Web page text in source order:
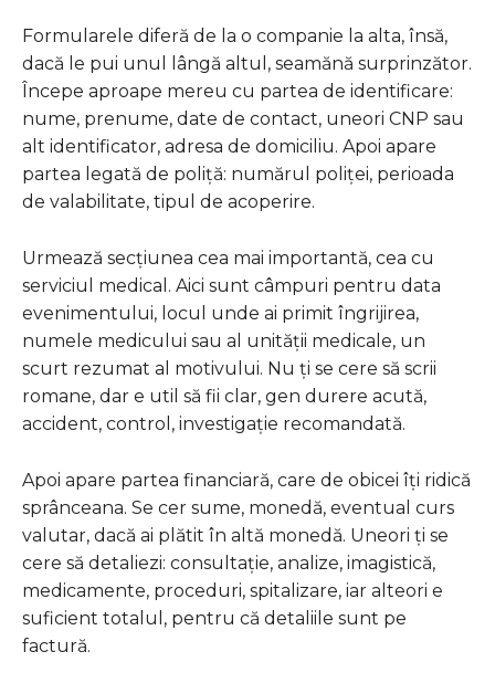
Formularele diferă de la o companie la alta, însă,
dacă le pui unul lângă altul, seamănă surprinzător.
Începe aproape mereu cu partea de identificare:
nume, prenume, date de contact, uneori CNP sau
alt identificator, adresa de domiciliu. Apoi apare
partea legată de poliță: numărul poliței, perioada
de valabilitate, tipul de acoperire.
Urmează secțiunea cea mai importantă, cea cu
serviciul medical. Aici sunt câmpuri pentru data
evenimentului, locul unde ai primit îngrijirea,
numele medicului sau al unității medicale, un
scurt rezumat al motivului. Nu ți se cere să scrii
romane, dar e util să fii clar, gen durere acută,
accident, control, investigație recomandată.
Apoi apare partea financiară, care de obicei îți ridică
sprânceana. Se cer sume, monedă, eventual curs
valutar, dacă ai plătit în altă monedă. Uneori ți se
cere să detaliezi: consultație, analize, imagistică,
medicamente, proceduri, spitalizare, iar alteori e
suficient totalul, pentru că detaliile sunt pe
factură.